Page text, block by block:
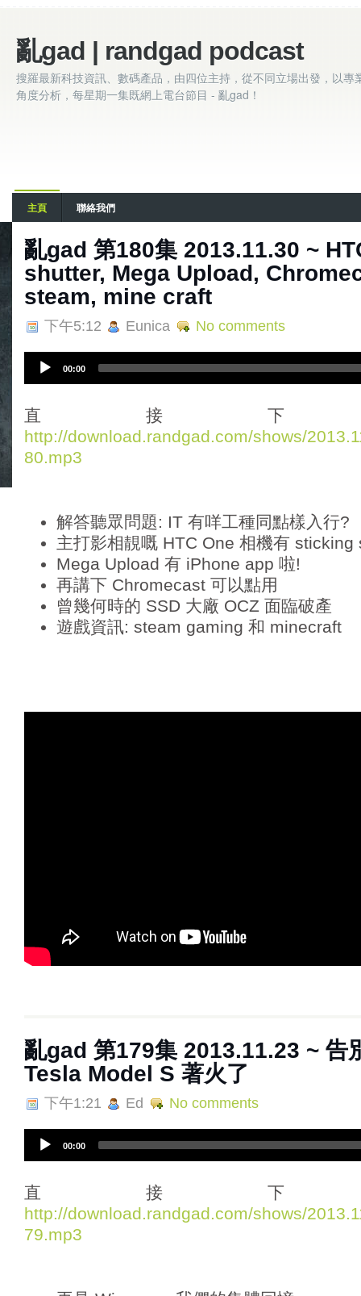
亂gad | randgad podcast
搜羅最新科技資訊、數碼產品，由四位主持，從不同立場出發，以專
角度分析，每星期一集既網上電台節目 - 亂gad！
主頁 聯絡我們
亂gad 第180集 2013.11.30 ~
shutter, Mega Upload,
steam, mine craft
下午5:12 Eunica No comments
i
o
P
l
00:00
直接
http://download.randgad.com/shows/
80.mp3
解答聽眾問題: IT 有咩工種同點樣入行?
主打影相靚嘅 HTC One 相機有 sticking
Mega Upload 有 iPhone app 啦!
再講下 Chromecast 可以點用
曾幾何時的 SSD 大廠 OCZ 面臨破產
遊戲資訊: steam gaming 和 minecraft
亂gad 第179集 2013.11.23 ~ 告
Tesla Model S 著火了
下午1:21 Ed No comments
i
o
P
l
00:00
直接
http://download.randgad.com/shows/
79.mp3